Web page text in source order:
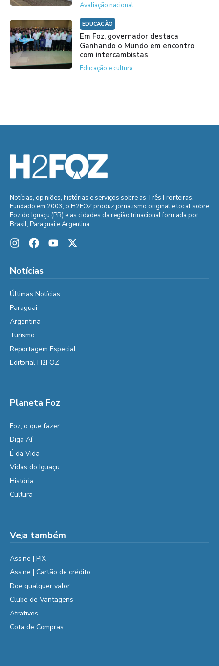
Avaliação nacional
EDUCAÇÃO
Em Foz, governador destaca
Ganhando o Mundo em encontro
com intercambistas
Educação e cultura
Notícias, opiniões, histórias e serviços sobre as Três Fronteiras.
Fundado em 2003, o H2FOZ produz jornalismo original e local sobre
Foz do Iguaçu (PR) e as cidades da região trinacional formada por
Brasil, Paraguai e Argentina.
Notícias
Últimas Notícias
Paraguai
Argentina
Turismo
Reportagem Especial
Editorial H2FOZ
Planeta Foz
Foz, o que fazer
Diga Aí
É da Vida
Vidas do Iguaçu
História
Cultura
Veja também
Assine | PIX
Assine | Cartão de crédito
Doe qualquer valor
Clube de Vantagens
Atrativos
Cota de Compras